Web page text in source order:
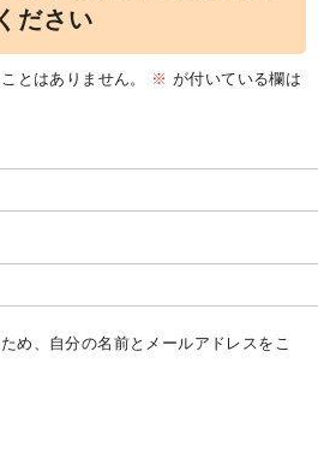
ださい
とはありません。 ※ が付いている欄は
め、自分の名前とメールアドレスをこ